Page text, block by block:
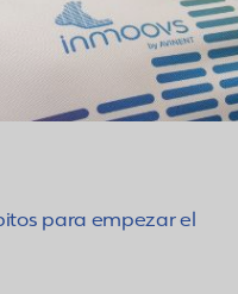
para empezar el